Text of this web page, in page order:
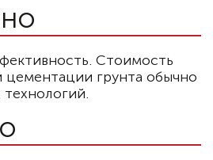
Стоимость
цементации грунта обычно